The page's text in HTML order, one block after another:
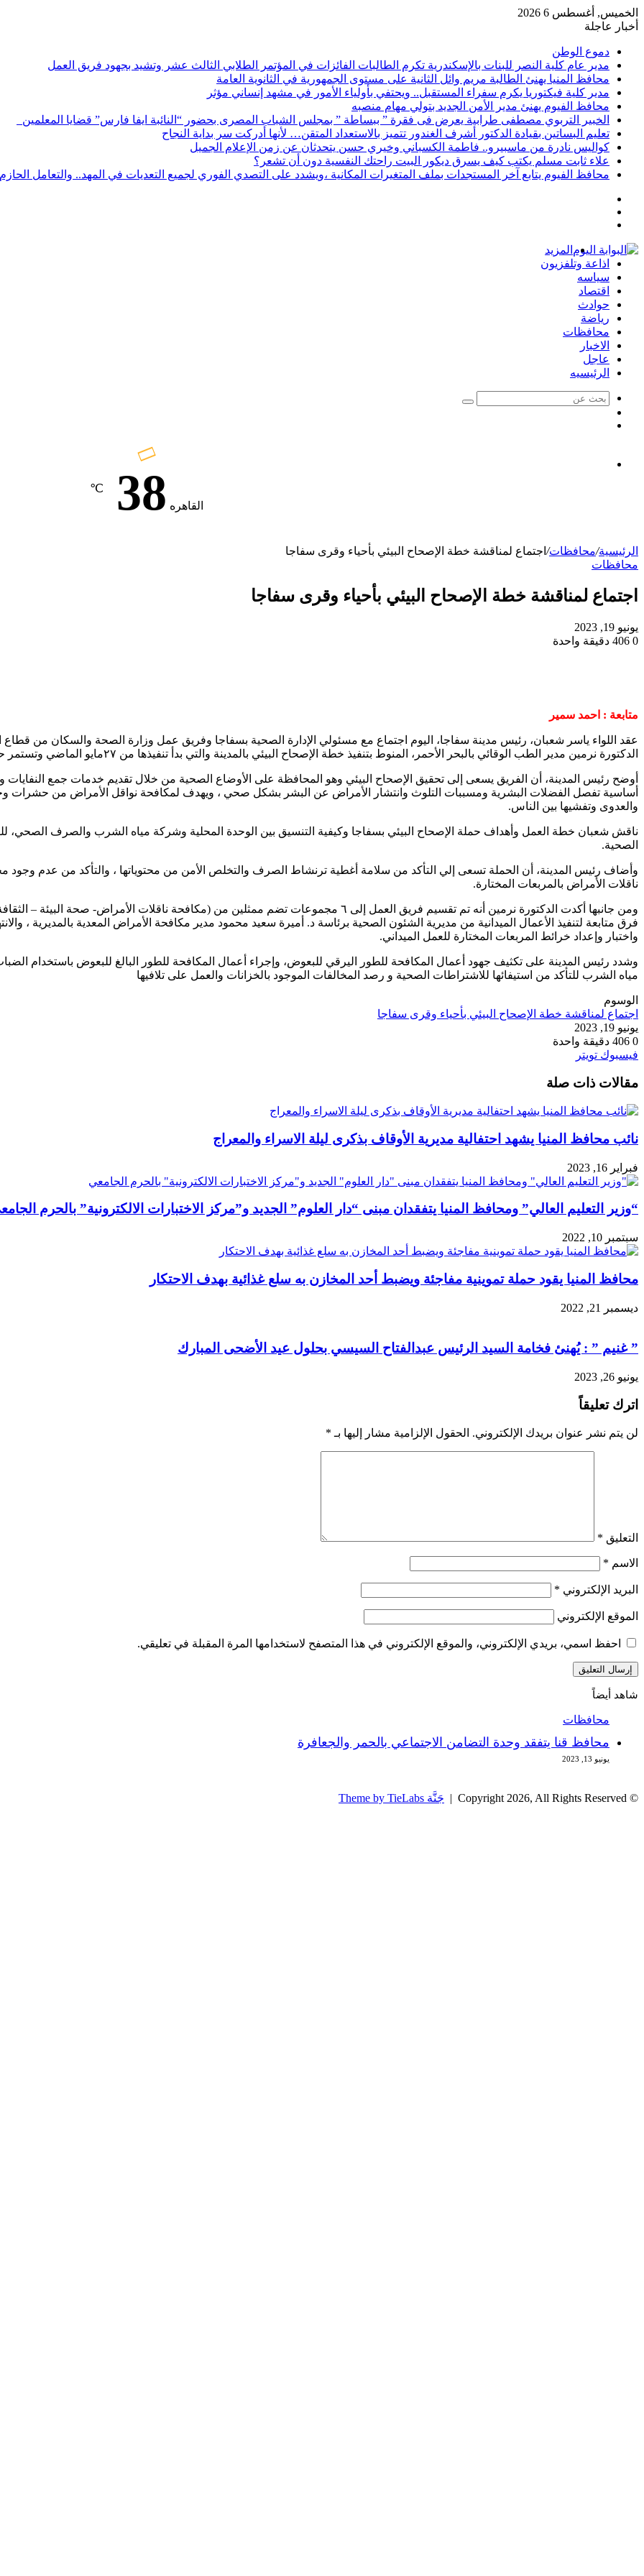
الخميس, أغسطس 6 2026
أخبار عاجلة
دموع الوطن
مدير عام كلية النصر للبنات بالإسكندرية تكرم الطالبات الفائزات في المؤتمر الطلابي الثالث عشر وتشيد بجهود فريق العمل
محافظ المنيا يهنئ الطالبة مريم وائل الثانية على مستوى الجمهورية في الثانوية العامة
مدير كلية فيكتوريا يكرم سفراء المستقبل.. ويحتفي بأولياء الأمور في مشهد إنساني مؤثر
محافظ الفيوم يهنئ مدير الأمن الجديد بتولي مهام منصبه
الخبير التربوي مصطفى طرابية يعرض فى فقرة ” ببساطة ” بمجلس الشباب المصرى بحضور “النائبة ايفا فارس” قضايا المعلمين
تعليم البساتين بقيادة الدكتور أشرف الغندور تتميز بالاستعداد المتقن… لأنها أدركت سر بداية النجاح
كواليس نادرة من ماسبيرو.. فاطمة الكسباني وخيري حسن يتحدثان عن زمن الإعلام الجميل
علاء ثابت مسلم يكتب كيف يسرق ديكور البيت راحتك النفسية دون أن تشعر؟
محافظ الفيوم يتابع آخر المستجدات بملف المتغيرات المكانية ،ويشدد على التصدي الفوري لجميع التعديات في المهد.. والتعامل الحازم
المزيد
اذاعة وتلفزيون
سياسه
اقتصاد
حوادث
رياضة
محافظات
الاخبار
عاجل
الرئيسيه
بحث
القاهره 38
℃
الرئيسية/محافظات/ اجتماع لمناقشة خطة الإصحاح البيئي بأحياء وقرى سفاجا
محافظات
اجتماع لمناقشة خطة الإصحاح البيئي بأحياء وقرى سفاجا
يونيو 19, 2023
0
دقيقة واحدة
متابعة : احمد سمير
عقد اللواء ياسر شعبان، رئيس مدينة سفاجا، اليوم اجتماع مع مسئولي الإدارة الصحية بسفاجا وفريق عمل وزارة الصحة والسكان من قطاع
الدكتورة نرمين مدير الطب الوقائي بالبحر الأحمر، المنوط بتنفيذ خطة الإصحاح البيئي بالمدينة والتي بدأ تنفيذها من ٢٧مايو الماضي وتستمر حتى نهاية الشهر الجاري.
أوضح رئيس المدينة، أن الفريق يسعى إلى تحقيق الإصحاح البيئي وهو المحافظة على الأوضاع الصحية من خلال تقديم خدمات جمع
أساسية تفصل الفضلات البشرية ومسببات التلوث وانتشار الأمراض عن البشر بشكل صحي ، ويهدف لمكافحة نواقل الأمراض من حشرات
والعدوى وتفشيها بين الناس.
ناقش شعبان خطة العمل وأهداف حملة الإصحاح البيئي بسفاجا وكيفية التنسيق بين الوحدة المحلية وشركة مياه الشرب والصرف الصحي،
الصحية.
وأضاف رئيس المدينة، أن الحملة تسعى إلي التأكد من سلامة أغطية ترنشاط الصرف والتخلص الأمن من محتوياتها ، والتأكد من عدم وجود
ناقلات الأمراض بالمربعات المختارة.
ومن جانبها أكدت الدكتورة نرمين أنه تم تقسيم فريق العمل إلى ٦ مجموعات تضم ممثلين من (مكافحة
فرق متابعة لتنفيذ الأعمال الميدانية من مديرية الشئون الصحية برئاسة د. أميرة سعید محمود مدير مكافحة الأمراض المعدية بالمديرية ،
واختبار وإعداد خرائط المربعات المختارة للعمل الميداني.
وشدد رئيس المدينة على تكثيف جهود أعمال المكافحة للطور اليرقي للبعوض، وإجراء أعمال المكافحة للطور البالغ للبعوض باستخدام
مياه الشرب للتأكد من استيفائها للاشتراطات الصحية و رصد المخالفات الموجود بالخزانات والعمل على تلافيها
الوسوم
اجتماع لمناقشة خطة الإصحاح البيئي بأحياء وقرى سفاجا
يونيو 19, 2023
0
دقيقة واحدة
فيسبوك تويتر
البريد
مقالات ذات صلة
نائب محافظ المنيا يشهد احتفالية مديرية الأوقاف بذكرى ليلة الاسراء والمعراج
فبراير 16, 2023
“وزير التعليم العالي” ومحافظ المنيا يتفقدان مبنى “دار العلوم” الجديد و”مركز الاختبارات الالكترونية” بالحرم
سبتمبر 10, 2022
محافظ المنيا يقود حملة تموينية مفاجئة ويضبط أحد المخازن به سلع غذائية بهدف الاحتكار
ديسمبر 21, 2022
” غنيم ” : يُهنئ فخامة السيد الرئيس عبدالفتاح السيسي بحلول عيد الأضحى المبارك
يونيو 26, 2023
اترك تعليقاً
لن يتم نشر عنوان بريدك الإلكتروني. الحقول الإلزامية مشار إليها بـ *
التعليق *
الاسم *
البريد الإلكتروني *
الموقع الإلكتروني
احفظ اسمي، بريدي الإلكتروني، والموقع الإلكتروني في هذا المتصفح لاستخدامها المرة المقبلة في تعليقي.
شاهد أيضاً
محافظات
محافظ قنا يتفقد وحدة التضامن الاجتماعي بالحمر والجعافرة
يونيو 13, 2023
© Copyright 2026, All Rights Reserved |
جَنَّة Theme by TieLabs